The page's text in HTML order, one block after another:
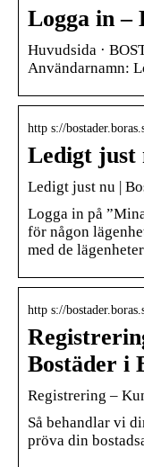
Logga in –
Huvudsida ·
Användarnamn:
http s://
Ledigt just
Ledigt just nu |
Logga in på
för någon
med de
http s://
Bostäder i
Registrering –
Så behandlar vi
pröva din